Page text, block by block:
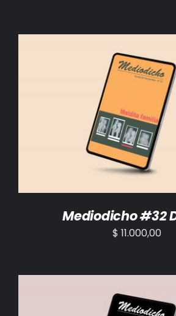
AÑADIR AL CARRITO /
Mediodicho #32
$ 11.000,00